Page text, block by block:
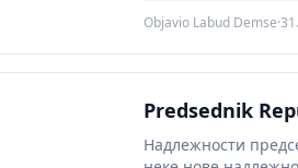
Objavio Labud Demse·
Predsednik
Надлежности